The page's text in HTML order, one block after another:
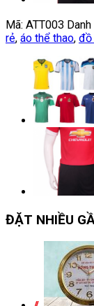
Mã: ATT003
rẻ, áo thể thao, đồ
ĐẶT NHIỀU